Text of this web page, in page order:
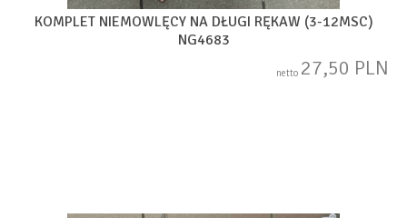
KOMPLET NIEMOWLĘCY NA DŁUGI RĘKAW (3-12MSC)
NG4683
netto 27,50 PLN